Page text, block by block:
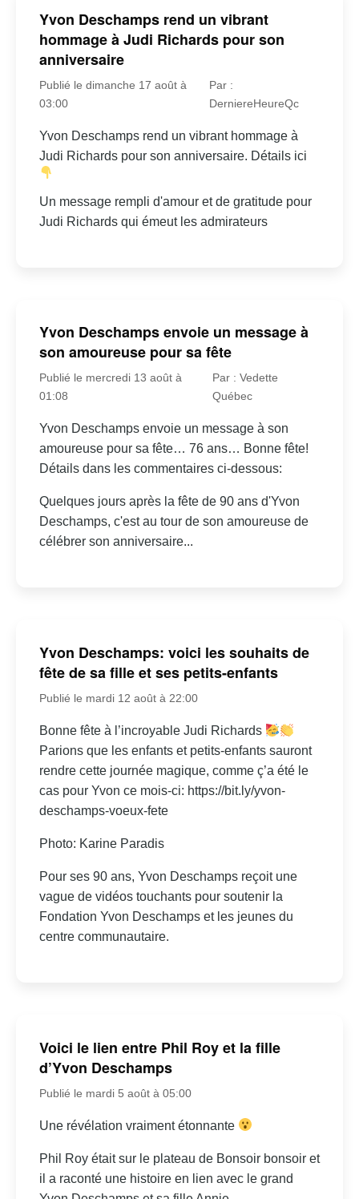
Yvon Deschamps rend un vibrant
hommage à Judi Richards pour son
anniversaire
Publié le dimanche 17 août à
03:00
Par :
DerniereHeureQc
Yvon Deschamps rend un vibrant hommage à
Judi Richards pour son anniversaire. Détails ici
Un message rempli d'amour et de gratitude pour
Judi Richards qui émeut les admirateurs
Yvon Deschamps envoie un message à
son amoureuse pour sa fête
Publié le mercredi 13 août à
01:08
Par : Vedette
Québec
Yvon Deschamps envoie un message à son
amoureuse pour sa fête… 76 ans… Bonne fête!
Détails dans les commentaires ci-dessous:
Quelques jours après la fête de 90 ans d'Yvon
Deschamps, c'est au tour de son amoureuse de
célébrer son anniversaire...
Yvon Deschamps: voici les souhaits de
fête de sa fille et ses petits-enfants
Publié le mardi 12 août à 22:00
Bonne fête à l’incroyable Judi Richards
Parions que les enfants et petits-enfants sauront
rendre cette journée magique, comme ç’a été le
cas pour Yvon ce mois-ci: https://bit.ly/yvon-
deschamps-voeux-fete
Photo: Karine Paradis
Pour ses 90 ans, Yvon Deschamps reçoit une
vague de vidéos touchants pour soutenir la
Fondation Yvon Deschamps et les jeunes du
centre communautaire.
Voici le lien entre Phil Roy et la fille
d’Yvon Deschamps
Publié le mardi 5 août à 05:00
Une révélation vraiment étonnante
Phil Roy était sur le plateau de Bonsoir bonsoir et
il a raconté une histoire en lien avec le grand